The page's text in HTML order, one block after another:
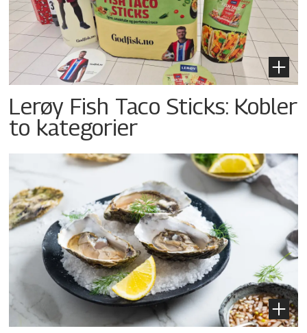
Lerøy Fish Taco Sticks: Kobler
to kategorier